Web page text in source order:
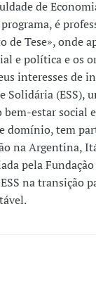
de
é
Tese», onde
e política e os
interesses de
Solidária (ESS),
estar social
domínio, tem
na Argentina,
pela Fundação
na transição